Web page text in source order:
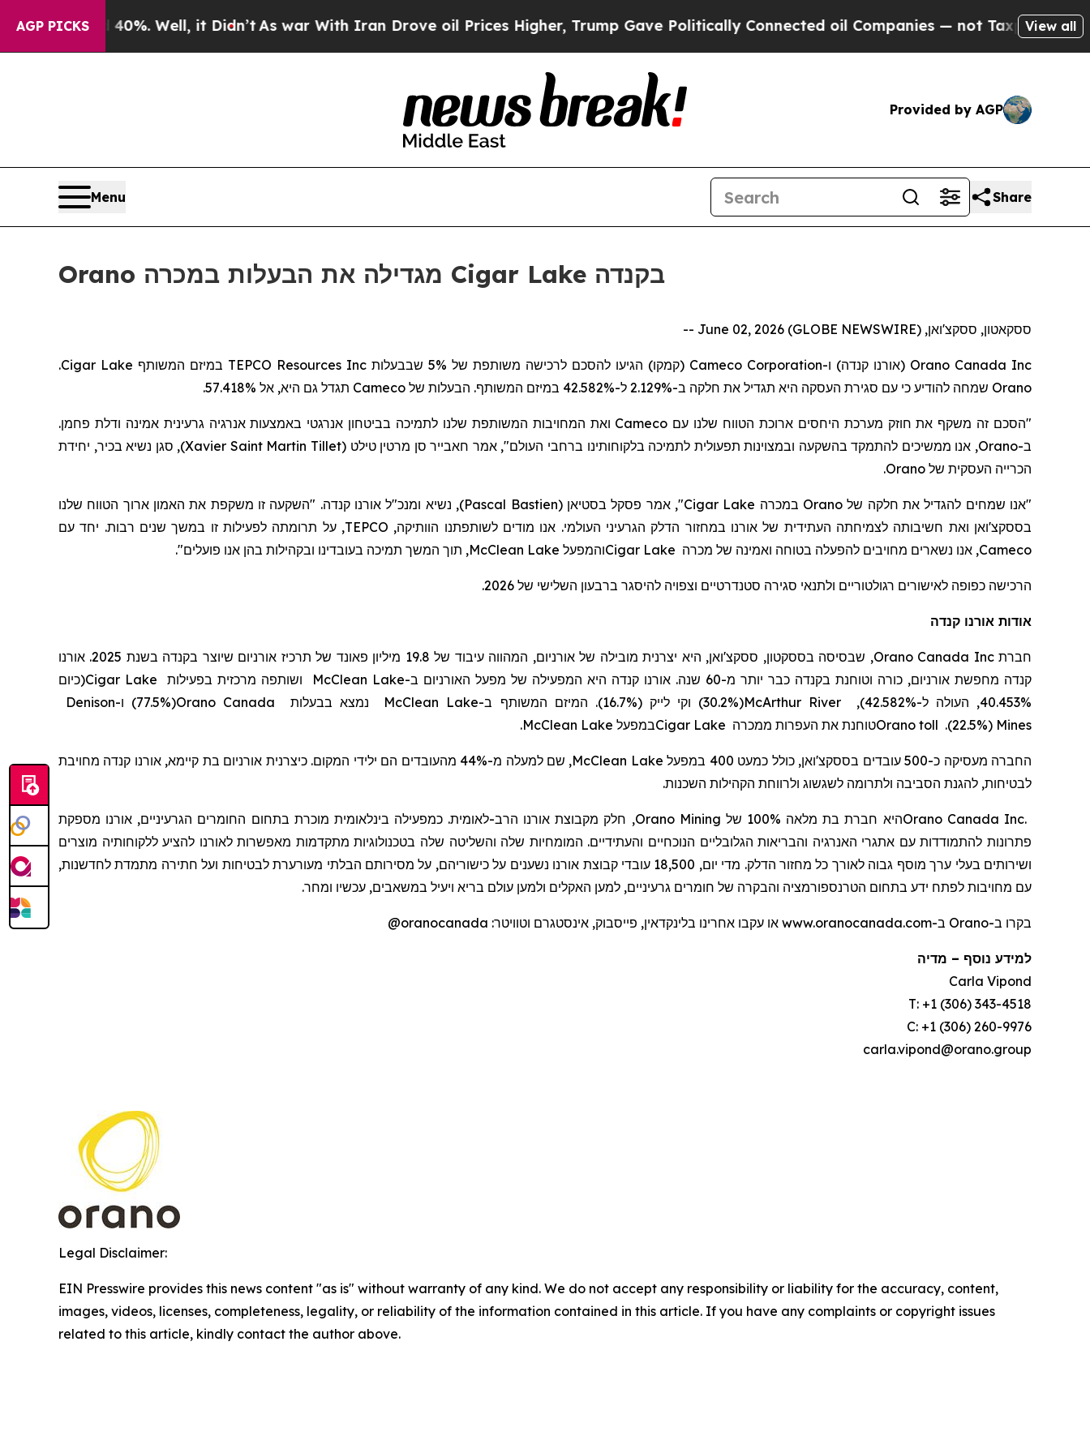
AGP PICKS40%. Well, it Didn’tAs war With Iran Drove oil Prices Higher, Trump Gave Politically Connected oil Companies — not Taxpayers — theView all
Provided by AGP
Menu Share
Orano מגדילה את הבעלות במכרה Cigar Lake בקנדה
ססקאטון, ססקצ'ואן, June 02, 2026 (GLOBE NEWSWIRE) --
Orano Canada Inc (אורנו קנדה) ו-Cameco Corporation (קמקו) הגיעו להסכם לרכישה משותפת של 5% שבבעלות TEPCO Resources Inc במיזם המשותף Cigar Lake
.
Orano שמחה להודיע כי עם סגירת העסקה היא תגדיל את חלקה ב-2.129% ל-42.582% במיזם המשותף. הבעלות של Cameco תגדל גם היא, אל 57.418%.
"הסכם זה משקף את חוזק מערכת היחסים ארוכת הטווח שלנו עם Cameco ואת המחויבות המשותפת שלנו לתמיכה בביטחון אנרגטי באמצעות אנרגיה גרעינית אמינה ודלת פחמן.
ב-Orano, אנו ממשיכים להתמקד בהשקעה ובמצוינות תפעולית לתמיכה בלקוחותינו ברחבי העולם", אמר חאבייר סן מרטין טילט (
Xavier Saint Martin Tillet
), סגן נשיא בכיר, יחידת
הכרייה העסקית של Orano
.
"אנו שמחים להגדיל את חלקה של Orano במכרה Cigar Lake
",אמר פסקל בסטיאן (
Pascal Bastien
), נשיא ומנכ"ל אורנו קנדה. "השקעה זו משקפת את האמון ארוך הטווח שלנו
בססקצ'ואן ואת חשיבותה לצמיחתה העתידית של אורנו במחזור הדלק הגרעיני העולמי. אנו מודים לשותפתנו הוותיקה, TEPCO, על תרומתה לפעילות זו במשך שנים רבות. יחד עם
Cameco, אנו נשארים מחויבים להפעלה בטוחה ואמינה של מכרה Cigar Lakeוהמפעל McClean Lake, תוך המשך תמיכה בעובדינו ובקהילות בהן אנו פועלים".
הרכישה כפופה לאישורים רגולטוריים ולתנאי סגירה סטנדרטיים וצפויה להיסגר ברבעון השלישי של 2026.
אודות אורנו קנדה
חברתOrano Canada Inc
, שבסיסה בססקטון, ססקצ'ואן, היא יצרנית מובילה של אורניום, המהווה עיבוד של 19.8 מיליון פאונד של תרכיז אורניום שיוצר בקנדה בשנת 2025. אורנו
קנדה מחפשת אורניום, כורה וטוחנת בקנדה כבר יותר מ-60 שנה. אורנו קנדה היא המפעילה של מפעל האורניום ב-McClean Lake ושותפה מרכזית בפעילות Cigar Lake(כיום
40.453%, העולה ל-42.582%),
McArthur River(30.2%) וקי לייק (16.7%). המיזם המשותף ב-McClean Lake נמצא בבעלות Orano Canada
(77.5%) ו-Denison
Mines
(22.5%).
Orano tollטוחנת את העפרות ממכרה Cigar Lakeבמפעל McClean Lake
.
החברה מעסיקה כ-500 עובדים בססקצ'ואן, כולל כמעט 400 במפעל McClean Lake, שם למעלה מ-44% מהעובדים הם ילידי המקום. כיצרנית אורניום בת קיימא, אורנו קנדה מחויבת
לבטיחות, להגנת הסביבה ולתרומה לשגשוג ולרווחת הקהילות השכנות.
Orano Canada Inc.היא חברת בת מלאה Orano Mining, חלק מקבוצת אורנו הרב-לאומית. כמפעילה בינלאומית מוכרת בתחום החומרים הגרעיניים, אורנו מספקת
פתרונות להתמודדות עם אתגרי האנרגיה והבריאות הגלובליים הנוכחיים והעתידיים. המומחיות שלה והשליטה שלה בטכנולוגיות מתקדמות מאפשרות לאורנו להציע ללקוחותיה מוצרים
ושירותים בעלי ערך מוסף גבוה לאורך כל מחזור הדלק. מדי יום, 18,500 עובדי קבוצת אורנו נשענים על כישוריהם, על מסירותם הבלתי מעורערת לבטיחות ועל חתירה מתמדת לחדשנות,
עם מחויבות לפתח ידע בתחום הטרנספורמציה והבקרה של חומרים גרעיניים, למען האקלים ולמען עולם בריא ויעיל במשאבים, עכשיו ומחר.
בקרו ב-Orano ב-www.oranocanada.com או עקבו אחרינו בלינקדאין, פייסבוק, אינסטגרם וטוויטר: @oranocanada
למידע נוסף – מדיה
Carla Vipond
T: +1 (306) 343-4518
C: +1 (306) 260-9976
carla.vipond@orano.group
Legal Disclaimer:
EIN Presswire provides this news content "as is" without warranty of any kind. We do not accept any responsibility or liability for the accuracy, content,
images, videos, licenses, completeness, legality, or reliability of the information contained in this article. If you have any complaints or copyright issues
related to this article, kindly contact the author above.